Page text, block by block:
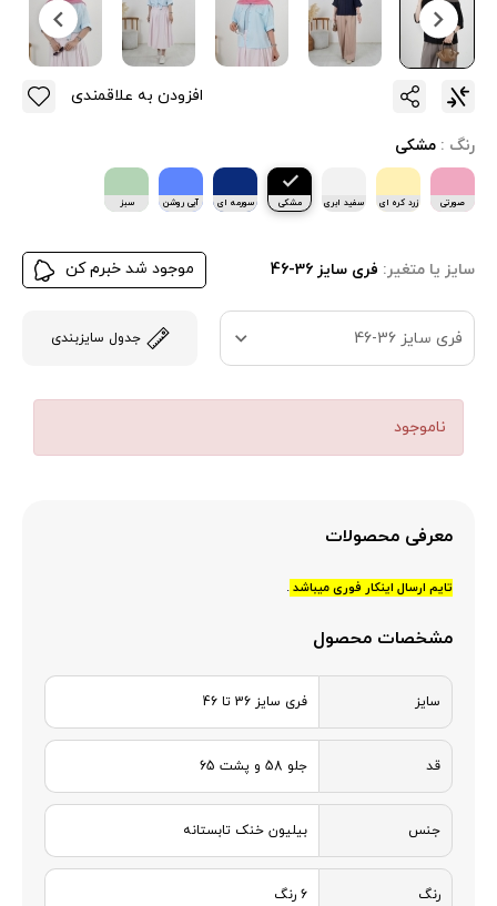
رنگ : مشکی
صورتی
زرد کره ای سفید ابری مشکی سورمه ای آبی روشن
سبز
سایز یا متغیر: فری سایز 36-46 موجود شد خبرم کن
فری سایز 36-46 جدول سایزبندی
ناموجود
افزودن به علاقمندی
معرفی محصولات
تایم ارسال اینکار فوری میباشد.
مشخصات محصول
سایز فری سایز 36 تا 46
قد جلو 58 و پشت 65
جنس بیلیون خنک تابستانه
رنگ 6 رنگ